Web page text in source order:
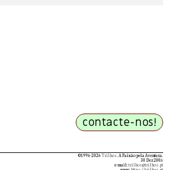
©1996-2026 Trilhos . A Paixão pela Aventura.
30 Dez 2005
e-mail:trilhos@trilhos.pt